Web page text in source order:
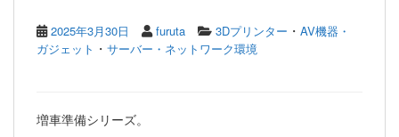
2025年3月30日 furuta 3Dプリンター ・ AV機器・
ガジェット ・ サーバー・ネットワーク環境
増車準備シリーズ。